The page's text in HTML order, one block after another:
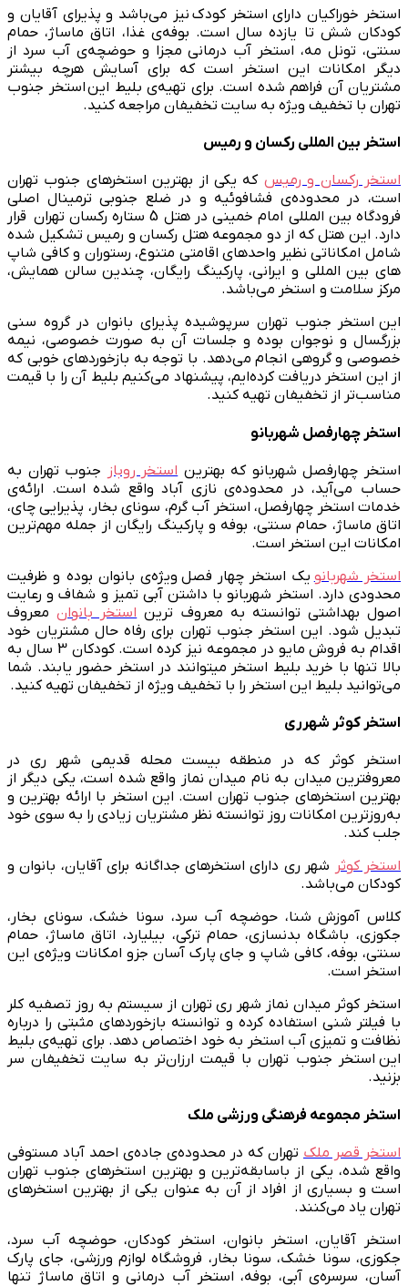
استخر خوراکیان دارای استخر کودک نیز می‌باشد و پذیرای آقایان و
کودکان شش تا یازده سال است. بوفه‌ی غذا، اتاق ماساژ، حمام
سنتی، تونل مه، استخر آب درمانی مجزا و حوضچه‌ی آب سرد از
دیگر امکانات این استخر است که برای آسایش هرچه بیشتر
مشتریان آن فراهم شده است. برای تهیه‌ی بلیط این استخر جنوب
تهران با تخفیف ویژه به سایت تخفیفان مراجعه کنید.
استخر بین المللی رکسان و رمیس
استخر رکسان و رمیس که یکی از بهترین استخرهای جنوب تهران
است، در محدوده‌ی فشافوئیه و در ضلع جنوبی ترمینال اصلی
فرودگاه بین المللی امام خمینی در هتل 5 ستاره رکسان تهران قرار
دارد. این هتل که از دو مجموعه هتل رکسان و رمیس تشکیل شده
شامل امکاناتی نظیر واحدهای اقامتی متنوع، رستوران و کافی شاپ
های بین المللی و ایرانی، پارکینگ رایگان، چندین سالن همایش،
مرکز سلامت و استخر می‌باشد.
این استخر جنوب تهران سرپوشیده پذیرای بانوان در گروه سنی
بزرگسال و نوجوان بوده و جلسات آن به صورت خصوصی، نیمه
خصوصی و گروهی انجام می‌دهد. با توجه به بازخورد‌های خوبی که
از این استخر دریافت کرده‌ایم، پیشنهاد می‌کنیم بلیط آن را با قیمت
مناسب‌تر از تخفیفان تهیه کنید.
استخر چهارفصل شهربانو
استخر چهارفصل شهربانو که بهترین استخر روباز جنوب تهران به
حساب می‌آید، در محدوده‌ی نازی آباد واقع شده است. ارائه‌ی
خدمات استخر چهارفصل، استخر آب گرم، سونای بخار، پذیرایی چای،
اتاق ماساژ، حمام سنتی، بوفه و پارکینگ رایگان از جمله مهم‌ترین
امکانات این استخر است.
استخر شهربانو یک استخر چهار فصل ویژه‌ی بانوان بوده و ظرفیت
محدودی دارد. استخر شهربانو با داشتن آبی تمیز و شفاف و رعایت
اصول بهداشتی توانسته به معروف ترین استخر‌ بانوانمعروف
تبدیل شود. این استخر جنوب تهران برای رفاه حال مشتریان خود
اقدام به فروش مایو در مجموعه نیز کرده است. کودکان 3 سال به
بالا تنها با خرید بلیط استخر میتوانند در استخر حضور یابند. شما
می‌توانید بلیط این استخر را با تخفیف ویژه از تخفیفان تهیه کنید.
استخر کوثر شهرری
استخر کوثر که در منطقه بیست محله قدیمی شهر ری در
معروفترین میدان به نام میدان نماز واقع شده است، یکی دیگر از
بهترین استخرهای جنوب تهران است. این استخر با ارائه بهترین و
به‌روز‌ترین امکانات روز توانسته نظر مشتریان زیادی را به سوی خود
جلب کند.
استخر کوثر شهر ری دارای استخر‌های جداگانه برای آقایان، بانوان و
کودکان می‌باشد.
کلاس آموزش شنا، حوضچه آب سرد، سونا خشک، سونای بخار،
جکوزی، باشگاه بدنسازی، حمام ترکی، بیلیارد، اتاق ماساژ، حمام
سنتی، بوفه، کافی شاپ و جای پارک آسان جزو امکانات ویژه‌ی این
استخر است.
استخر کوثر میدان نماز شهر ری تهران از سیستم به روز تصفیه کلر
با فیلتر شنی استفاده کرده و توانسته بازخورد‌های مثبتی را درباره
نظافت و تمیزی آب استخر به خود اختصاص دهد. برای تهیه‌ی بلیط
این استخر جنوب تهران با قیمت ارزان‌تر به سایت تخفیفان سر
بزنید.
استخر مجموعه فرهنگی ورزشی ملک
استخر قصر ملک تهران که در محدوده‌ی جاده‌ی احمد آباد مستوفی
واقع شده، یکی از باسابقه‌ترین و بهترین استخر‌های جنوب تهران
است و بسیاری از افراد از آن به عنوان یکی از بهترین استخرهای
تهران یاد می‌کنند.
استخر آقایان، استخر بانوان، استخر کودکان، حوضچه آب سرد،
جکوزی، سونا خشک، سونا بخار، فروشگاه لوازم ورزشی، جای پارک
آسان، سرسره‌ی آبی، بوفه، استخر آب درمانی و اتاق ماساژ تنها